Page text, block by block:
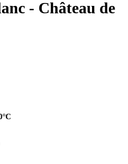
- Château de